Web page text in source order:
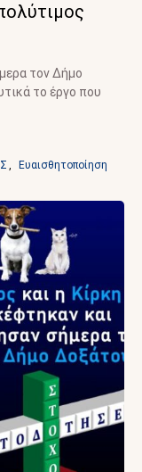
τον Δήμο
το έργο που
, Ευαισθητοποίηση